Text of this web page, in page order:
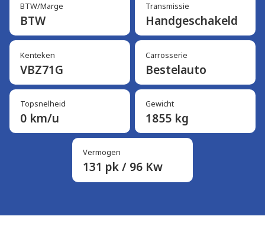
BTW/Marge
BTW
Transmissie
Handgeschakeld
Kenteken
VBZ71G
Carrosserie
Bestelauto
Topsnelheid
0 km/u
Gewicht
1855 kg
Vermogen
131 pk / 96 Kw